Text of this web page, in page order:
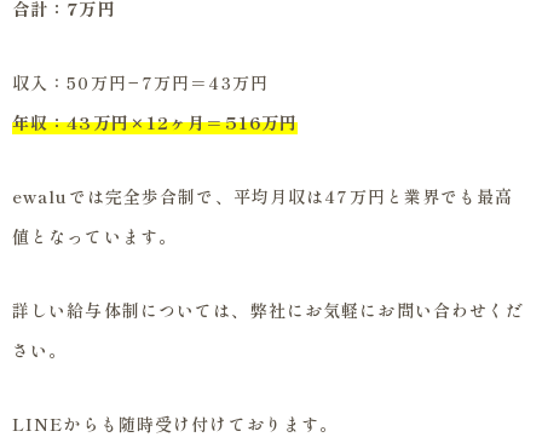
合計：7万円
収入：50万円−7万円＝43万円
年収：43万円×12ヶ月＝516万円
ewaluでは完全歩合制で、平均月収は47万円と業界でも最高
値となっています。
詳しい給与体制については、弊社にお気軽にお問い合わせくだ
さい。
LINEからも随時受け付けております。